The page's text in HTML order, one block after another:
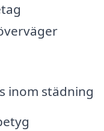
inom städning